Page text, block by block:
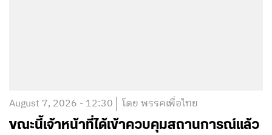
August 7, 2026 - 12:30 โดย พรรคเพื่อไทย
ขณะนี้เจ้าหน้าที่ได้เข้าควบคุมสถานการณ์แล้ว